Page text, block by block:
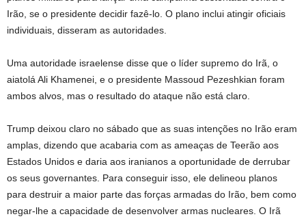
Irão, se o presidente decidir fazê-lo. O plano inclui atingir oficiais
individuais, disseram as autoridades.
Uma autoridade israelense disse que o líder supremo do Irã, o
aiatolá Ali Khamenei, e o presidente Massoud Pezeshkian foram
ambos alvos, mas o resultado do ataque não está claro.
Trump deixou claro no sábado que as suas intenções no Irão eram
amplas, dizendo que acabaria com as ameaças de Teerão aos
Estados Unidos e daria aos iranianos a oportunidade de derrubar
os seus governantes. Para conseguir isso, ele delineou planos
para destruir a maior parte das forças armadas do Irão, bem como
negar-lhe a capacidade de desenvolver armas nucleares. O Irã